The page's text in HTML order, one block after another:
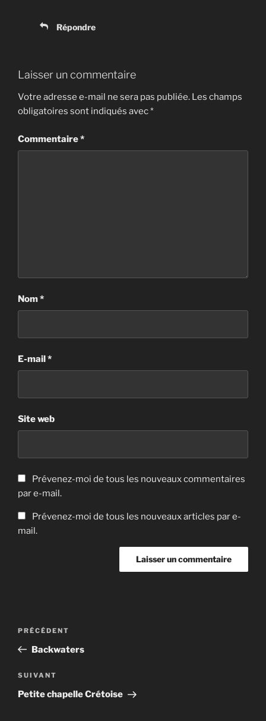
Répondre
Laisser un commentaire
Votre adresse e-mail ne sera pas publiée. Les champs
obligatoires sont indiqués avec*
Commentaire*
Nom*
E-mail*
Site web
Prévenez-moi de tous les nouveaux commentaires
par e-mail.
Prévenez-moi de tous les nouveaux articles par e-
mail.
Navigation
l’article
Article
précédent
PRÉCÉDENT
Backwaters
Article
suivant
SUIVANT
Petite chapelle Crétoise